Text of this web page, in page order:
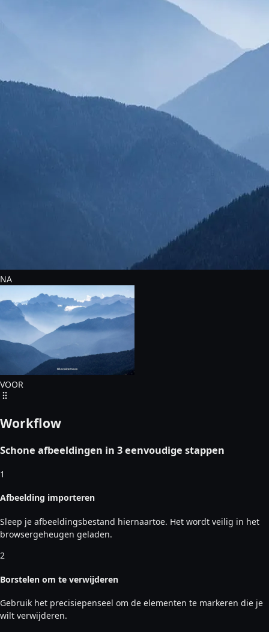
NA
VOOR
Workflow
Schone afbeeldingen in 3 eenvoudige stappen
1
Afbeelding importeren
Sleep je afbeeldingsbestand hiernaartoe. Het wordt veilig in het
browsergeheugen geladen.
2
Borstelen om te verwijderen
Gebruik het precisiepenseel om de elementen te markeren die je
wilt verwijderen.